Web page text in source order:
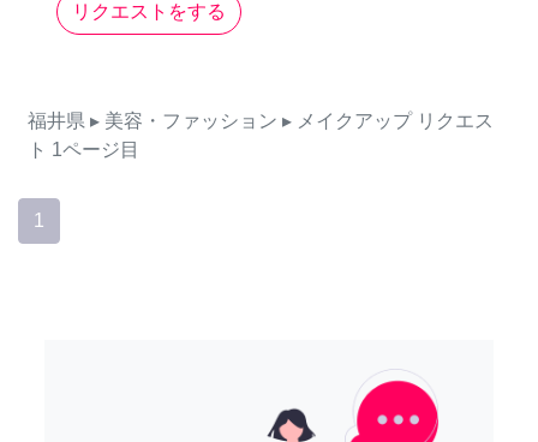
リクエストをする
福井県 ▸ 美容・ファッション ▸ メイクアップ リクエス
ト 1ページ目
1